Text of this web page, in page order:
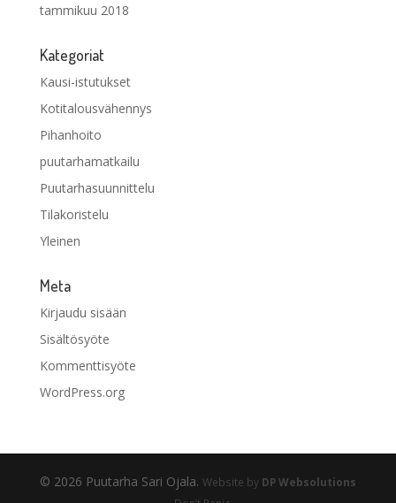
tammikuu 2018
Kategoriat
Kausi-istutukset
Kotitalousvähennys
Pihanhoito
puutarhamatkailu
Puutarhasuunnittelu
Tilakoristelu
Yleinen
Meta
Kirjaudu sisään
Sisältösyöte
Kommenttisyöte
WordPress.org
© 2026 Puutarha Sari Ojala. Website by DP Websolutions